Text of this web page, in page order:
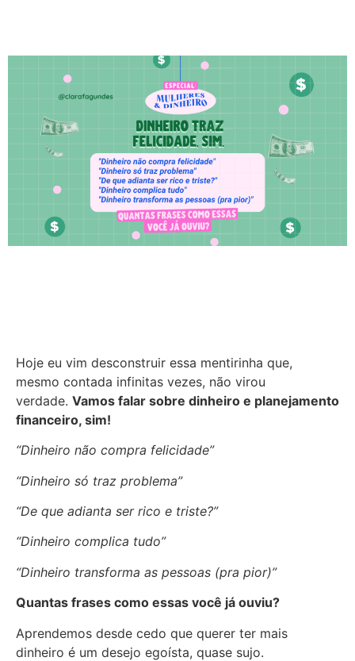
Hoje eu vim desconstruir essa mentirinha que,
mesmo contada infinitas vezes, não virou
verdade. Vamos falar sobre dinheiro e planejamento
financeiro, sim!
“Dinheiro não compra felicidade”
“Dinheiro só traz problema”
“De que adianta ser rico e triste?”
“Dinheiro complica tudo”
“Dinheiro transforma as pessoas (pra pior)”
Quantas frases como essas você já ouviu?
Aprendemos desde cedo que querer ter mais
dinheiro é um desejo egoísta, quase sujo.